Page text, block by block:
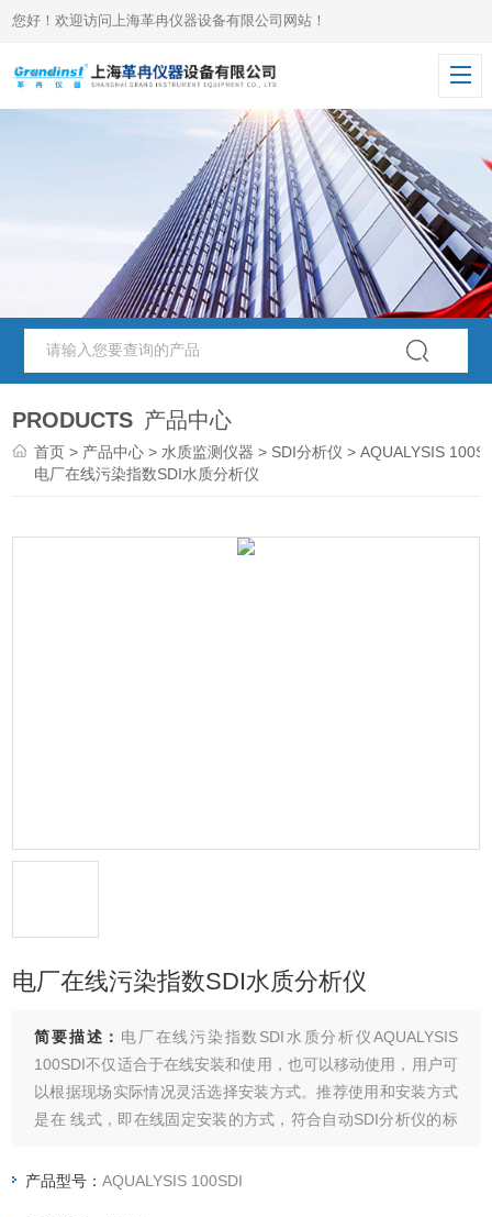
您好！欢迎访问上海革冉仪器设备有限公司网站！
PRODUCTS 产品中心
首页 > 产品中心 > 水质监测仪器 > SDI分析仪 > AQUALYSIS
电厂在线污染指数SDI水质分析仪
电厂在线污染指数SDI水质分析仪
简要描述： 电厂在线污染指数SDI水质分析仪AQUALYSIS
100SDI不仅适合于在线安装和使用，也可以移动使用，用户可
以根据现场实际情况灵活选择安装方式。推荐使用和安装方式
是在 线式，即在线固定安装的方式，符合自动SDI分析仪的标
产品型号：AQUALYSIS 100SDI